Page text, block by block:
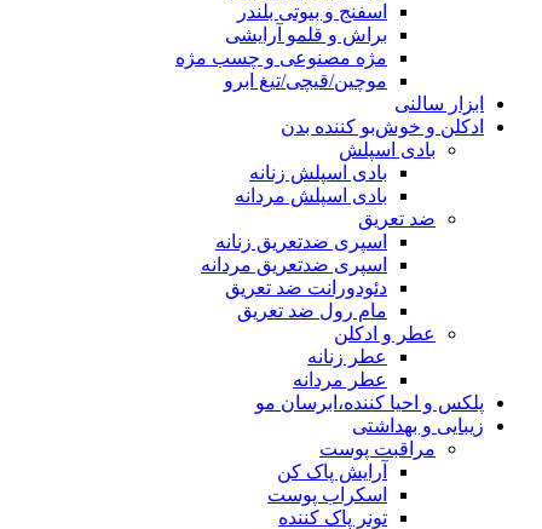
اسفنج و بیوتی بلندر
براش و قلمو آرایشی
مژه مصنوعی و چسب مژه
موچین/قیچی/تیغ ابرو
ابزار سالنی
ادکلن و خوش‌بو کننده بدن
بادی اسپلش
بادی اسپلش زنانه
بادی اسپلش مردانه
ضد تعریق
اسپری ضدتعریق زنانه
اسپری ضدتعریق مردانه
دئودورانت ضد تعریق
مام رول ضد تعریق
عطر و ادکلن
عطر زنانه
عطر مردانه
پلکس و احیا کننده،ابرسان مو
زیبایی و بهداشتی
مراقبت پوست
آرایش پاک کن
اسکراب پوست
تونر پاک کننده